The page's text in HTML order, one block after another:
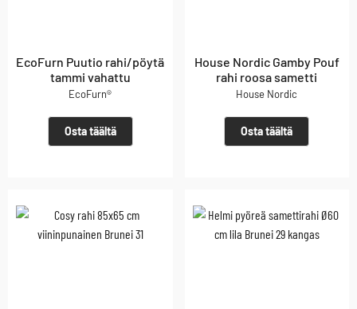
EcoFurn Puutio rahi/pöytä
tammi vahattu
EcoFurn®
Osta täältä
House Nordic Gamby Pouf
rahi roosa sametti
House Nordic
Osta täältä